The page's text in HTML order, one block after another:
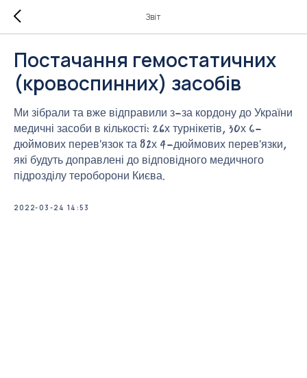
Звіт
Постачання гемостатичних
(кровоспинних) засобів
Ми зібрали та вже відправили з-за кордону до України
медичні засоби в кількості: 26х турнікетів, 30х 6-
дюймових перев'язок та 82х 4-дюймових перев'язки,
які будуть доправлені до відповідного медичного
підрозділу тероборони Києва.
2022-03-24 14:53